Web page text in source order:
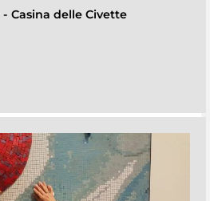
- Casina delle Civette